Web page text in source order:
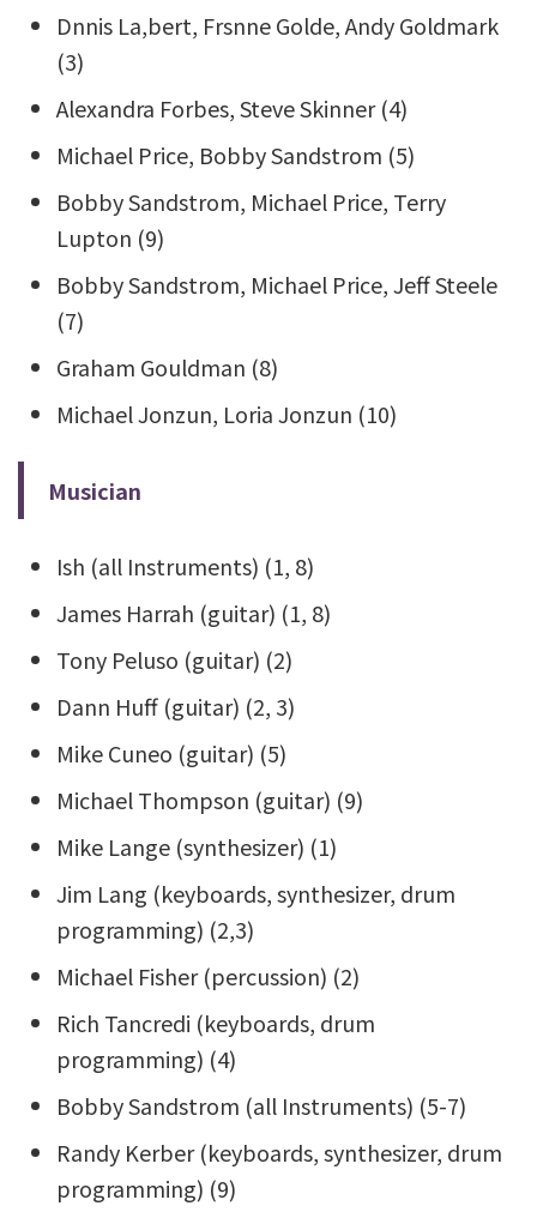
Dnnis La,bert, Frsnne Golde, Andy Goldmark
(3)
Alexandra Forbes, Steve Skinner (4)
Michael Price, Bobby Sandstrom (5)
Bobby Sandstrom, Michael Price, Terry
Lupton (9)
Bobby Sandstrom, Michael Price, Jeff Steele
(7)
Graham Gouldman (8)
Michael Jonzun, Loria Jonzun (10)
Musician
Ish (all Instruments) (1, 8)
James Harrah (guitar) (1, 8)
Tony Peluso (guitar) (2)
Dann Huff (guitar) (2, 3)
Mike Cuneo (guitar) (5)
Michael Thompson (guitar) (9)
Mike Lange (synthesizer) (1)
Jim Lang (keyboards, synthesizer, drum
programming) (2,3)
Michael Fisher (percussion) (2)
Rich Tancredi (keyboards, drum
programming) (4)
Bobby Sandstrom (all Instruments) (5-7)
Randy Kerber (keyboards, synthesizer, drum
programming) (9)